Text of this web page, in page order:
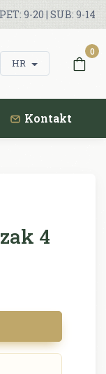
9-20 | SUB: 9-14
HR
0
Kontakt
4